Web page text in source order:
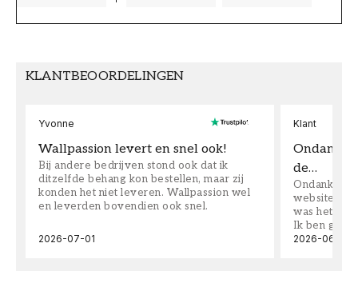
KLANTBEOORDELINGEN
Yvonne
Wallpassion levert en snel ook!
Bij andere bedrijven stond ook dat ik
ditzelfde behang kon bestellen, maar zij
konden het niet leveren. Wallpassion wel
en leverden bovendien ook snel.
2026-07-01
Klant
Ondanks
de…
Ondanks
website
was het
Ik ben
2026-06-08